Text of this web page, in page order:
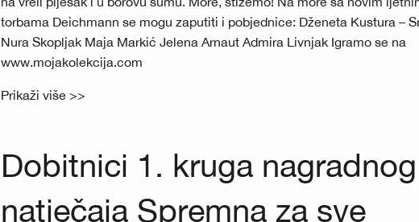
torbama Deichmann se mogu zaputiti i pobjednice: Dženeta Kustura –
Nura Skopljak Maja Markić Jelena Arnaut Admira Livnjak Igramo se na
www.mojakolekcija.com
Prikaži više >>
Dobitnici 1. kruga nagradnog
natječaja Spremna za sve